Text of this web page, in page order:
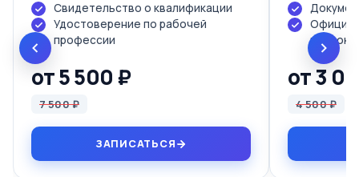
Свидетельство о квалификации
Удостоверение по рабочей
профессии
от 5 500 ₽
7 500 ₽
ЗАПИСАТЬСЯ
от 3
4 500 ₽